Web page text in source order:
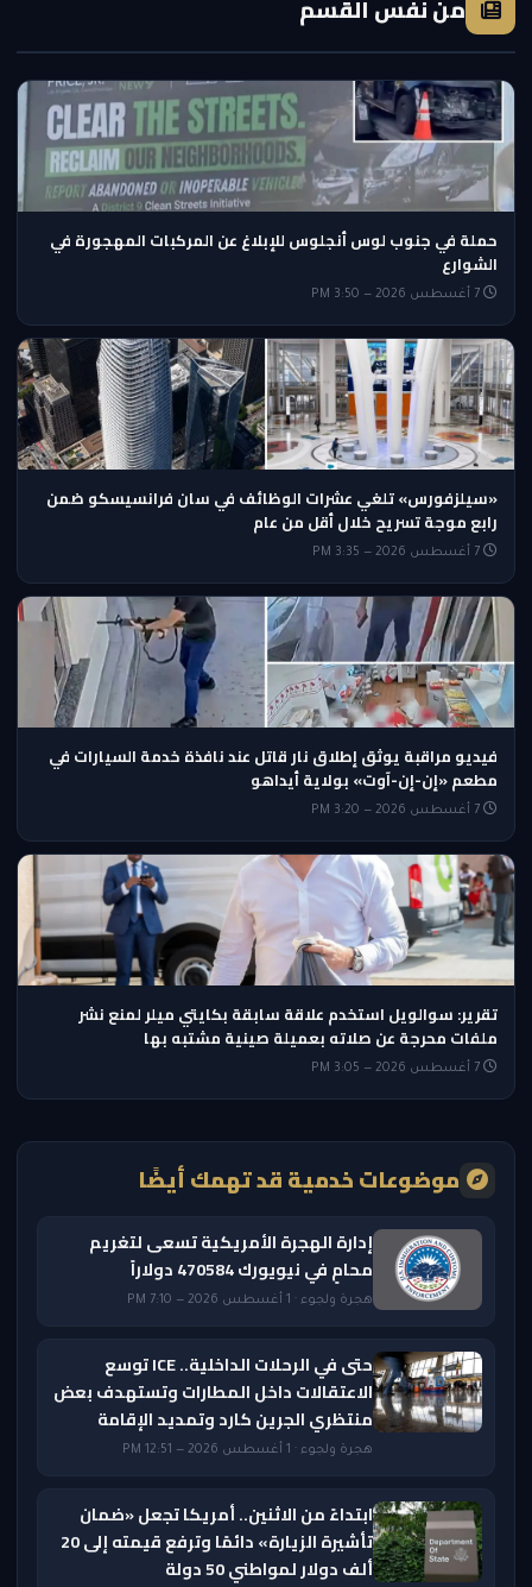
من نفس القسم
حملة في جنوب لوس أنجلوس للإبلاغ عن المركبات المهجورة في
الشوارع
«سيلزفورس» تلغي عشرات الوظائف في سان فرانسيسكو ضمن
رابع موجة تسريح خلال أقل من عام
فيديو مراقبة يوثق إطلاق نار قاتل عند نافذة خدمة السيارات في
مطعم «إن-إن-آوت» بولاية أيداهو
تقرير: سوالويل استخدم علاقة سابقة بكايتي ميلر لمنع نشر
ملفات محرجة عن صلاته بعميلة صينية مشتبه بها
موضوعات خدمية قد تهمك أيضًا
إدارة الهجرة الأمريكية تسعى لتغريم
محامٍ في نيويورك 470584 دولاراً
هجرة ولجوء · 1 أغسطس 2026 — 7:10 PM
حتى في الرحلات الداخلية.. ICE توسع
الاعتقالات داخل المطارات وتستهدف بعض
منتظري الجرين كارد وتمديد الإقامة
هجرة ولجوء · 1 أغسطس 2026 — 12:51 PM
ابتداءً من الاثنين.. أمريكا تجعل «ضمان
تأشيرة الزيارة» دائمًا وترفع قيمته إلى 20
ألف دولار لمواطني 50 دولة